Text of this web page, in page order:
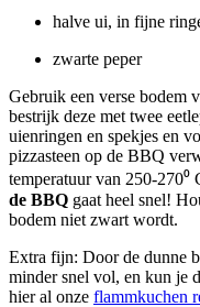
halve ui, in fijne
zwarte peper
Gebruik een verse bodem
bestrijk deze met twee
uienringen en spekjes en
pizzasteen op de BBQ
temperatuur van 250-270⁰
de BBQ gaat heel snel!
bodem niet zwart wordt.
Extra fijn: Door de dunne
minder snel vol, en kun je
hier al onze flammkuchen